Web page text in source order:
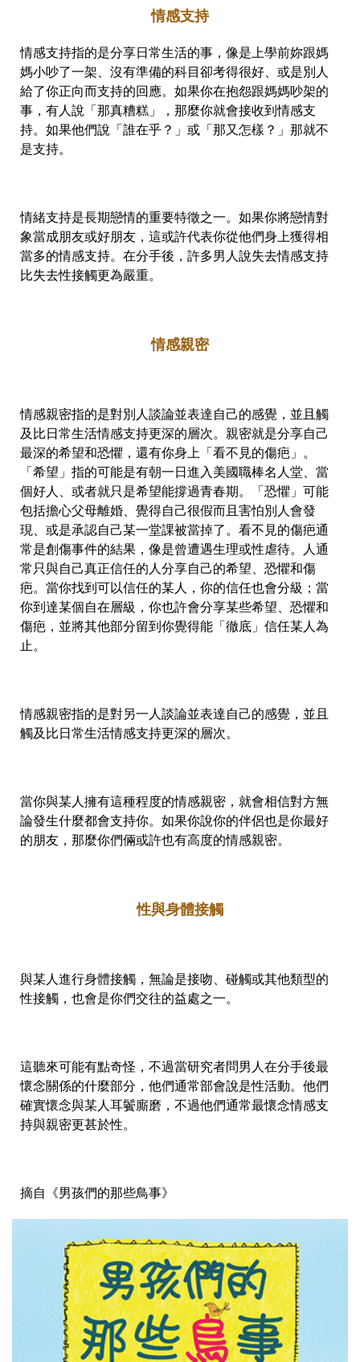
情感支持
情感支持指的是分享日常生活的事，像是上學前妳跟媽
媽小吵了一架、沒有準備的科目卻考得很好、或是別人
給了你正向而支持的回應。如果你在抱怨跟媽媽吵架的
事，有人說「那真糟糕」，那麼你就會接收到情感支
持。如果他們說「誰在乎？」或「那又怎樣？」那就不
是支持。
情緒支持是長期戀情的重要特徵之一。如果你將戀情對
象當成朋友或好朋友，這或許代表你從他們身上獲得相
當多的情感支持。在分手後，許多男人說失去情感支持
比失去性接觸更為嚴重。
情感親密
情感親密指的是對別人談論並表達自己的感覺，並且觸
及比日常生活情感支持更深的層次。親密就是分享自己
最深的希望和恐懼，還有你身上「看不見的傷疤」。
「希望」指的可能是有朝一日進入美國職棒名人堂、當
個好人、或者就只是希望能撐過青春期。「恐懼」可能
包括擔心父母離婚、覺得自己很假而且害怕別人會發
現、或是承認自己某一堂課被當掉了。看不見的傷疤通
常是創傷事件的結果，像是曾遭遇生理或性虐待。人通
常只與自己真正信任的人分享自己的希望、恐懼和傷
疤。當你找到可以信任的某人，你的信任也會分級；當
你到達某個自在層級，你也許會分享某些希望、恐懼和
傷疤，並將其他部分留到你覺得能「徹底」信任某人為
止。
情感親密指的是對另一人談論並表達自己的感覺，並且
觸及比日常生活情感支持更深的層次。
當你與某人擁有這種程度的情感親密，就會相信對方無
論發生什麼都會支持你。如果你說你的伴侶也是你最好
的朋友，那麼你們倆或許也有高度的情感親密。
性與身體接觸
與某人進行身體接觸，無論是接吻、碰觸或其他類型的
性接觸，也會是你們交往的益處之一。
這聽來可能有點奇怪，不過當研究者問男人在分手後最
懷念關係的什麼部分，他們通常部會說是性活動。他們
確實懷念與某人耳鬢廝磨，不過他們通常最懷念情感支
持與親密更甚於性。
摘自 《男孩們的那些鳥事》